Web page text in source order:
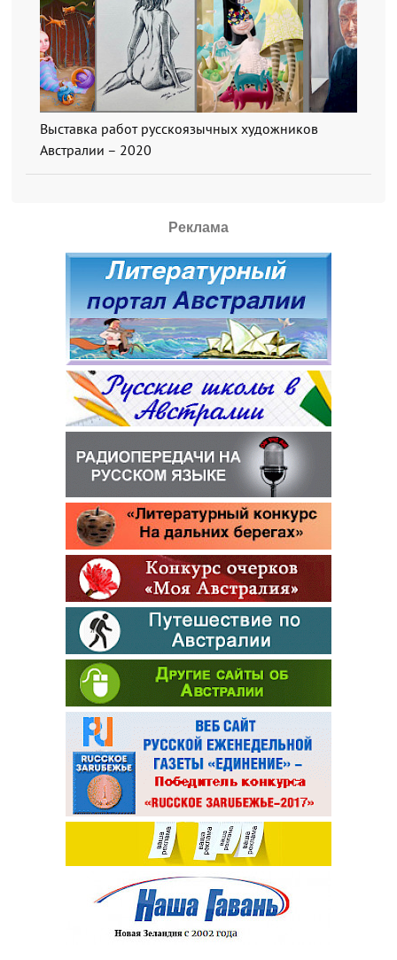
Выставка работ русскоязычных художников
Австралии – 2020
Реклама